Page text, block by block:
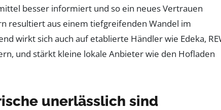
besser informiert und so ein neues Vertrauen
resultiert aus einem tiefgreifenden Wandel im
wirkt sich auch auf etablierte Händler wie Edeka,
und stärkt kleine lokale Anbieter wie den Hofladen
unerlässlich sind